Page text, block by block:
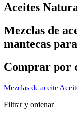
Aceites
Mezclas de
mantecas
Comprar por
Mezclas de aceite
Filtrar y ordenar